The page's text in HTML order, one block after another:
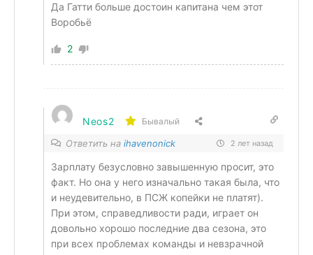
Да Гатти больше достоин капитана чем этот
Воробьё
2
Neos2 Бывалый
Ответить на ihavenonick 2 лет назад
Зарплату безусловно завышенную просит, это
факт. Но она у него изначально такая была, что
и неудевительно, в ПСЖ копейки не платят).
При этом, справедливости ради, играет он
довольно хорошо последние два сезона, это
при всех проблемах команды и невзрачной